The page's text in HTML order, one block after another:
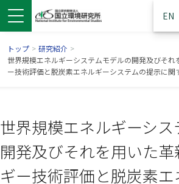
EN
トップ > 研究紹介 >
世界規模エネルギーシステムモデルの開発及びそれ
ー技術評価と脱炭素エネルギーシステムの提示に関
世界規模エネルギーシ
開発及びそれを用いた
ギー技術評価と脱炭素